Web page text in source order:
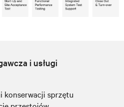
i usługi
konserwacji sprzętu